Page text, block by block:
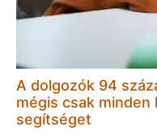
A dolgozók 94
mégis csak
segítséget